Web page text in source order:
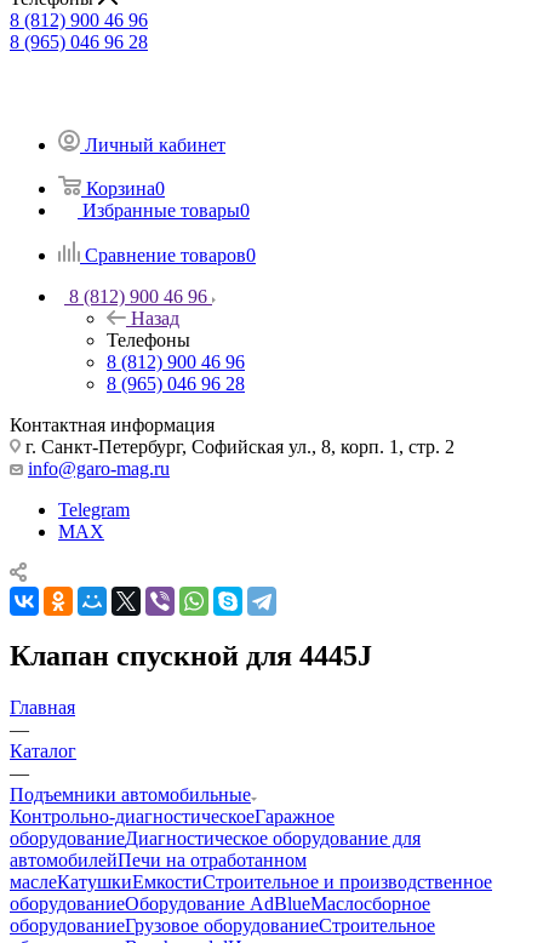
8 (812) 900 46 96
8 (965) 046 96 28
Личный кабинет
Корзина0
Избранные товары0
Сравнение товаров0
8 (812) 900 46 96
Назад
Телефоны
8 (812) 900 46 96
8 (965) 046 96 28
Контактная информация
г. Санкт-Петербург, Софийская ул., 8, корп. 1, стр. 2
info@garo-mag.ru
Telegram
MAX
Клапан спускной для 4445J
Главная
—
Каталог
—
Подъемники автомобильные
Контрольно-диагностическоеГаражное
оборудованиеДиагностическое оборудование для
автомобилейПечи на отработанном
маслеКатушкиЕмкостиСтроительное и производственное
оборудованиеОборудование AdBlueМаслосборное
оборудованиеГрузовое оборудованиеСтроительное